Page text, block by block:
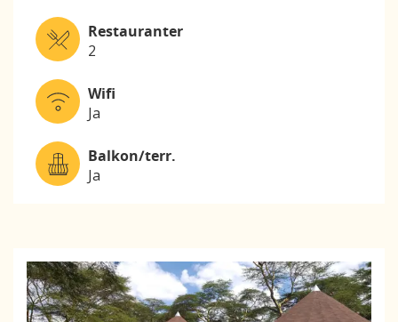
Restauranter
2
Wifi
Ja
Balkon/terr.
Ja